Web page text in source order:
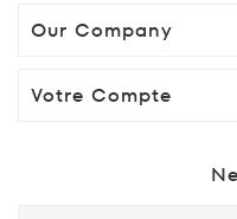
Our Company
Votre Compte